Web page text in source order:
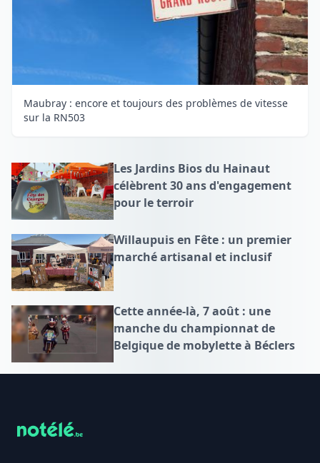
Maubray : encore et toujours des problèmes de vitesse
sur la RN503
Les Jardins Bios du Hainaut
célèbrent 30 ans d'engagement
pour le terroir
Willaupuis en Fête : un premier
marché artisanal et inclusif
Cette année-là, 7 août : une
manche du championnat de
Belgique de mobylette à Béclers